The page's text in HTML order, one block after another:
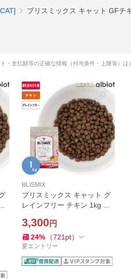
ブリスミックス キャット GFチ
・支払額等の正確な情報（付与条件・上限等）
BLISMIX
ブリスミックス キャット グ
レインフリー チキン 1kg キ
ー】
3,300円
24% （721 pt）
要エントリー